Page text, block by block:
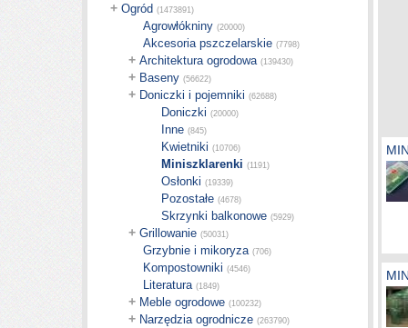
+ Ogród (1473891)
Agrowłókniny (20000)
Akcesoria pszczelarskie (7798)
+ Architektura ogrodowa (139430)
+ Baseny (56622)
+ Doniczki i pojemniki (62688)
Doniczki (20000)
Inne (845)
Kwietniki (10706)
Miniszklarenki (1191)
Osłonki (19339)
Pozostałe (4678)
Skrzynki balkonowe (5929)
+ Grillowanie (50031)
Grzybnie i mikoryza (706)
Kompostowniki (4546)
Literatura (1849)
+ Meble ogrodowe (100232)
+ Narzędzia ogrodnicze (263790)